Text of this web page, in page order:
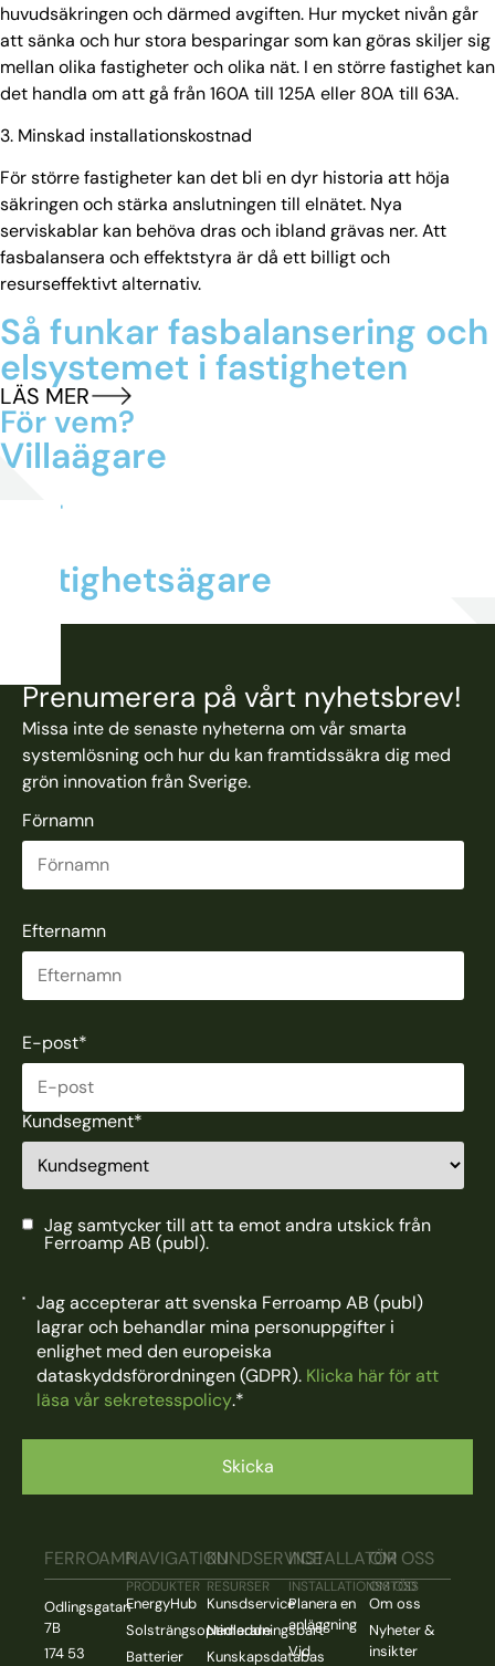
huvudsäkringen och därmed avgiften. Hur mycket nivån går
att sänka och hur stora besparingar som kan göras skiljer sig
mellan olika fastigheter och olika nät. I en större fastighet kan
det handla om att gå från 160A till 125A eller 80A till 63A.
3. Minskad installationskostnad
För större fastigheter kan det bli en dyr historia att höja
säkringen och stärka anslutningen till elnätet. Nya
serviskablar kan behöva dras och ibland grävas ner. Att
fasbalansera och effektstyra är då ett billigt och
resurseffektivt alternativ.
Så funkar fasbalansering och
elsystemet i fastigheten
LÄS MER
För vem?
Villaägare
BRF
Fastighetsägare
Prenumerera på vårt nyhetsbrev!
Missa inte de senaste nyheterna om vår smarta
systemlösning och hur du kan framtidssäkra dig med
grön innovation från Sverige.
Förnamn
Efternamn
E-post*
Kundsegment*
Jag samtycker till att ta emot andra utskick från
Ferroamp AB (publ).
Jag accepterar att svenska Ferroamp AB (publ)
lagrar och behandlar mina personuppgifter i
enlighet med den europeiska
dataskyddsförordningen (GDPR). Klicka här för att
läsa vår sekretesspolicy.*
FERROAMP
Odlingsgatan
7B
174 53
NAVIGATION
PRODUKTER
EnergyHub
Solsträngsoptimerare
Batterier
KUNDSERVICE
RESURSER
Kunsdservice
Nedladdningsbart
Kunskapsdatabas
INSTALLATÖR
INSTALLATIONSSTÖD
Planera en
anläggning
Vid
OM OSS
OM OSS
Om oss
Nyheter &
insikter